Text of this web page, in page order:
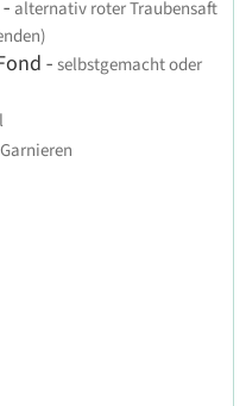
- alternativ roter Traubensaft
- selbstgemacht oder